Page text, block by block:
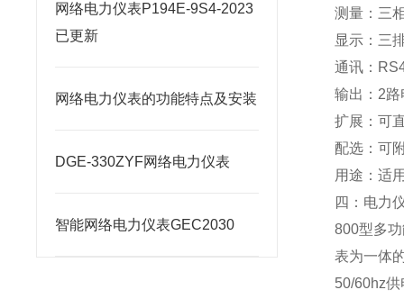
网络电力仪表P194E-9S4-2023
已更新
网络电力仪表的功能特点及安装
DGE-330ZYF网络电力仪表
智能网络电力仪表GEC2030
测量：三
显示：
通讯：
输出：2
扩展：可
配选：可
用途：适
四：电力
800型多
表为一体
50/60hz供